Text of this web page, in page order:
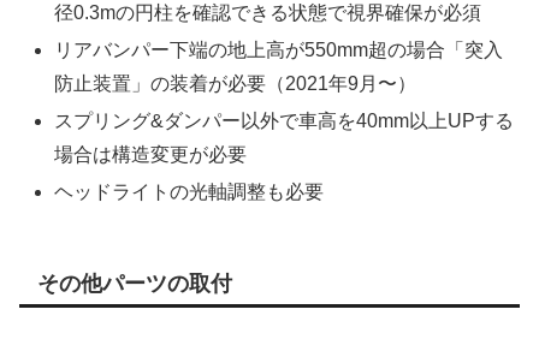
径0.3mの円柱を確認できる状態で視界確保が必須
リアバンパー下端の地上高が550mm超の場合「突入
防止装置」の装着が必要（2021年9月〜）
スプリング&ダンパー以外で車高を40mm以上UPする
場合は構造変更が必要
ヘッドライトの光軸調整も必要
その他パーツの取付